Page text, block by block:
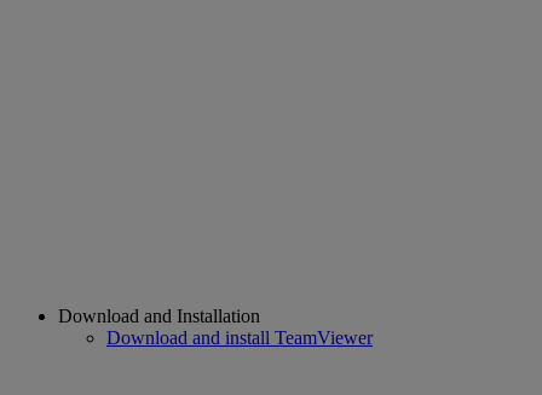
Download and Installation
Download and install TeamViewer